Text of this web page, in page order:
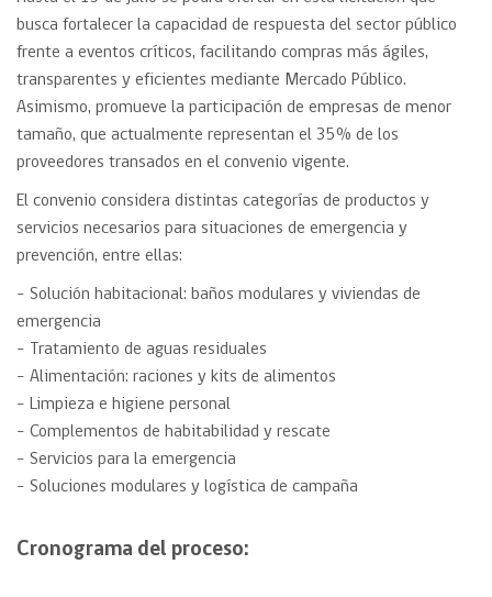
busca fortalecer la capacidad de respuesta del sector público
frente a eventos críticos, facilitando compras más ágiles,
transparentes y eficientes mediante Mercado Público.
Asimismo, promueve la participación de empresas de menor
tamaño, que actualmente representan el 35% de los
proveedores transados en el convenio vigente.
El convenio considera distintas categorías de productos y
servicios necesarios para situaciones de emergencia y
prevención, entre ellas:
– Solución habitacional: baños modulares y viviendas de
emergencia
– Tratamiento de aguas residuales
– Alimentación: raciones y kits de alimentos
– Limpieza e higiene personal
– Complementos de habitabilidad y rescate
– Servicios para la emergencia
– Soluciones modulares y logística de campaña
Cronograma del proceso: